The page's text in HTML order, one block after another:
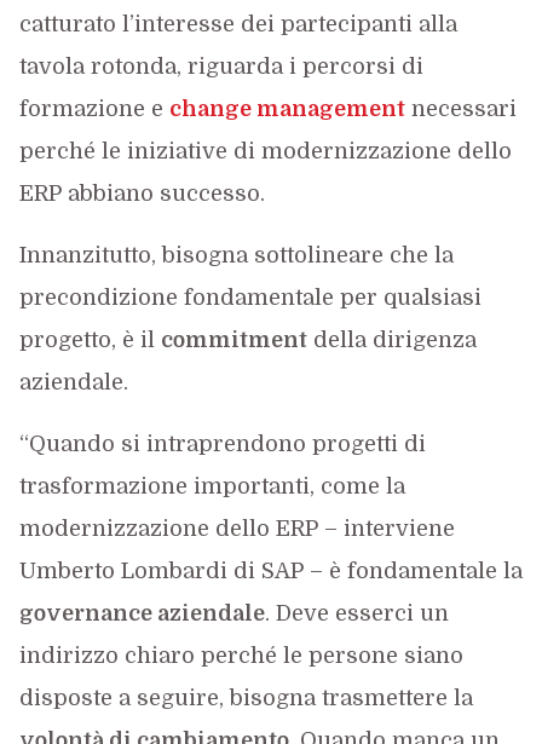
catturato l’interesse dei partecipanti alla
tavola rotonda, riguarda i percorsi di
formazione e change managementnecessari
perché le iniziative di modernizzazione dello
ERP abbiano successo.
Innanzitutto, bisogna sottolineare che la
precondizione fondamentale per qualsiasi
progetto, è il commitmentdella dirigenza
aziendale.
“Quando si intraprendono progetti di
trasformazione importanti, come la
modernizzazione dello ERP – interviene
Umberto Lombardi di SAP – è fondamentale la
governance aziendale. Deve esserci un
indirizzo chiaro perché le persone siano
disposte a seguire, bisogna trasmettere la